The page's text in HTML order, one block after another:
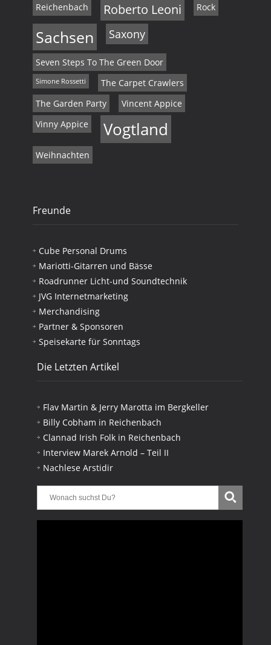
Reichenbach Roberto Leoni Rock
Sachsen Saxony
Seven Steps To The Green Door
Simone Rossetti
The Carpet Crawlers
The Garden Party
Vincent Appice
Vinny Appice
Vogtland
Weihnachten
Freunde
Cube Personal Drums
Mariotti-Gitarren und Bässe
Roadrunner Licht-und Soundtechnik
JVG Internetmarketing
Merchandising
Partner & Sponsoren
Speisekarte für Sonntags
Die Letzten Artikel
Flav Martin & Jerry Marotta im Bergkeller
Billy Cobham in Reichenbach
Clannad Irish Folk in Reichenbach
Interview Marek Arnold – Teil II
Nachlese Arstidir